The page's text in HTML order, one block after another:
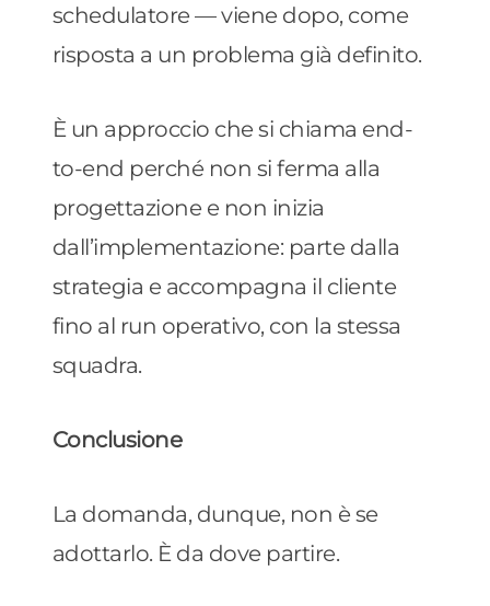
schedulatore — viene dopo, come
risposta a un problema già definito.
È un approccio che si chiama end-
to-end perché non si ferma alla
progettazione e non inizia
dall’implementazione: parte dalla
strategia e accompagna il cliente
fino al run operativo, con la stessa
squadra.
Conclusione
La domanda, dunque, non è se
adottarlo. È da dove partire.